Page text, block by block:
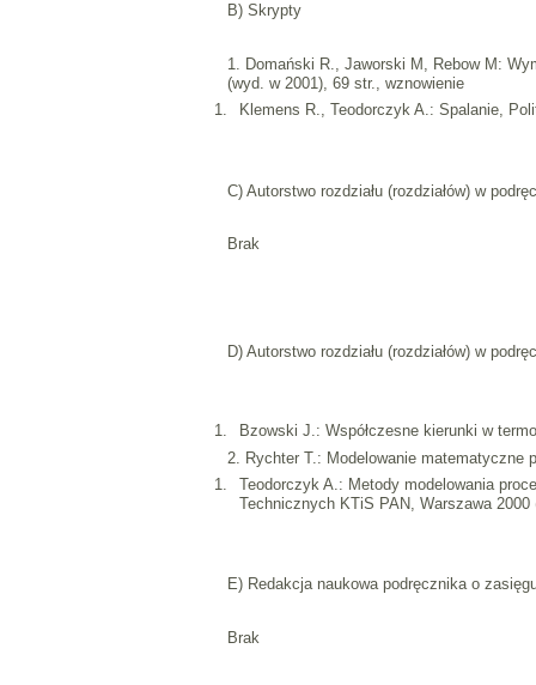
B) Skrypty
1. Domański R., Jaworski M, Rebow M:
(wyd. w 2001), 69 str., wznowienie
Klemens R., Teodorczyk A.: Spalanie,
C) Autorstwo rozdziału (rozdziałów) w
Brak
D) Autorstwo rozdziału (rozdziałów) w
Bzowski J.: Współczesne kierunki w
2. Rychter T.: Modelowanie matematyczne
Teodorczyk A.: Metody modelowania
Technicznych KTiS PAN, Warszawa 2000
E) Redakcja naukowa podręcznika o
Brak